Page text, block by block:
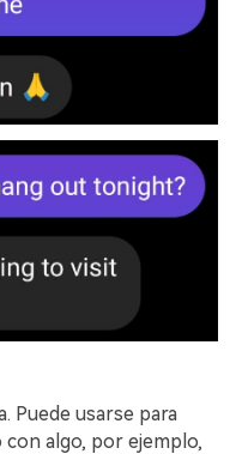
Puede usarse para
algo, por ejemplo,